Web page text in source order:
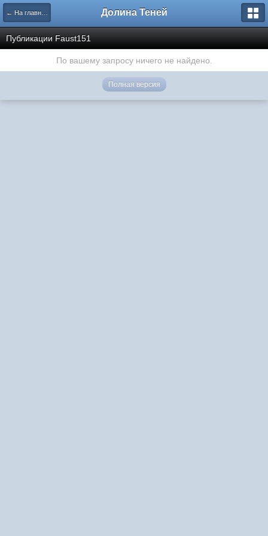
← На главную Долина Теней
Публикации Faust151
По вашему запросу ничего не найдено.
Полная версия